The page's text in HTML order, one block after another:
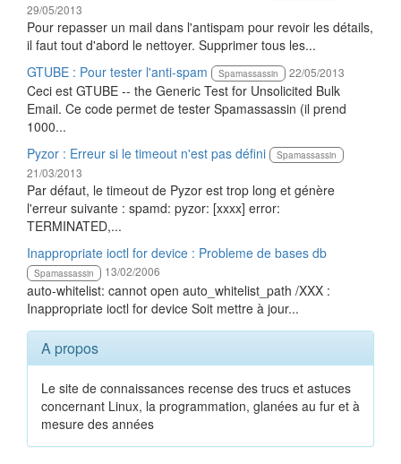
29/05/2013
Pour repasser un mail dans l'antispam pour revoir les détails,
il faut tout d'abord le nettoyer. Supprimer tous les...
GTUBE : Pour tester l'anti-spam
Spamassassin 22/05/2013
Ceci est GTUBE -- the Generic Test for Unsolicited Bulk
Email. Ce code permet de tester Spamassassin (il prend
1000...
Pyzor : Erreur si le timeout n'est pas défini
Spamassassin
21/03/2013
Par défaut, le timeout de Pyzor est trop long et génère
l'erreur suivante : spamd: pyzor: [xxxx] error:
TERMINATED,...
Inappropriate ioctl for device : Probleme de bases db
Spamassassin 13/02/2006
auto-whitelist: cannot open auto_whitelist_path /XXX :
Inappropriate ioctl for device Soit mettre à jour...
A propos
Le site de connaissances recense des trucs et astuces
concernant Linux, la programmation, glanées au fur et à
mesure des années